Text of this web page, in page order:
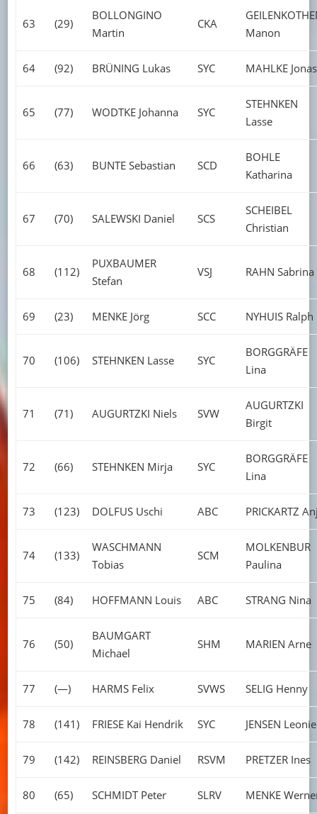
63 (29)
BOLLONGINO
Martin
CKA
Manon
64 (92) BRÜNING Lukas SYC MAHLKE Jonas
65 (77) WODTKE Johanna SYC
STEHNKEN
Lasse
66 (63) BUNTE Sebastian SCD
BOHLE
Katharina
67 (70) SALEWSKI Daniel SCS
SCHEIBEL
Christian
68 (112)
PUXBAUMER
Stefan
VSJ RAHN Sabrina
69 (23) MENKE Jörg SCC NYHUIS Ralph
70 (106) STEHNKEN Lasse SYC
BORGGRÄFE
Lina
71 (71) AUGURTZKI Niels SVW
AUGURTZKI
Birgit
72 (66) STEHNKEN Mirja SYC
BORGGRÄFE
Lina
73 (123) DOLFUS Uschi ABC PRICKARTZ
74 (133)
WASCHMANN
Tobias
SCM
MOLKENBUR
Paulina
75 (84) HOFFMANN Louis ABC STRANG Nina
76 (50)
BAUMGART
Michael
SHM MARIEN Arne
77 (—) HARMS Felix SVWS SELIG Henny
78 (141) FRIESE Kai Hendrik SYC JENSEN Leonie
79 (142) REINSBERG Daniel RSVM PRETZER Ines
80 (65) SCHMIDT Peter SLRV MENKE